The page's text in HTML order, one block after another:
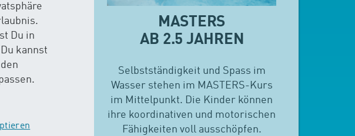
Du in
kannst
im
MASTERS
AB 2.5 JAHREN
Selbstständigkeit und Spass im
Wasser stehen im MASTERS-Kurs
im Mittelpunkt. Die Kinder können
ihre koordinativen und motorischen
Fähigkeiten voll ausschöpfen.